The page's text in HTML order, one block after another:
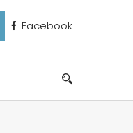
Facebook